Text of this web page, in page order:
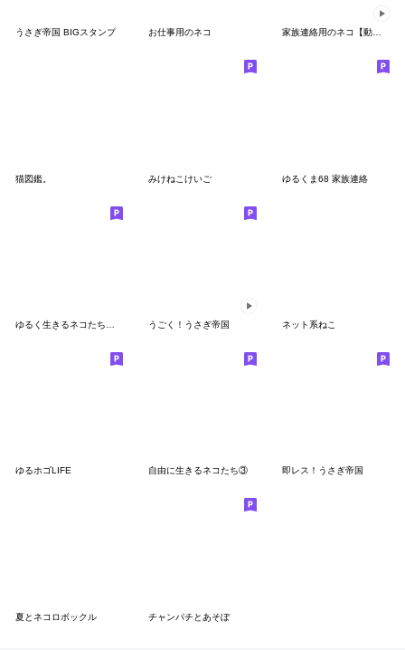
うさぎ帝国 BIGスタンプ お仕事用のネコ 家族連絡用のネコ【動く】
猫図鑑。 みけねこけいご ゆるくま68 家族連絡
うごく！うさぎ帝国 ネット系ねこ
ゆるホゴLIFE 自由に生きるネコたち③ 即レス！うさぎ帝国
夏とネコロボックル チャンパチとあそぼ